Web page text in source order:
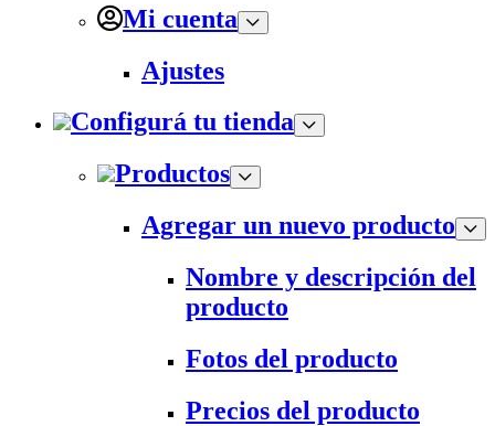
Mi cuenta
Ajustes
Configurá tu tienda
Productos
Agregar un nuevo producto
Nombre y descripción del
producto
Fotos del producto
Precios del producto